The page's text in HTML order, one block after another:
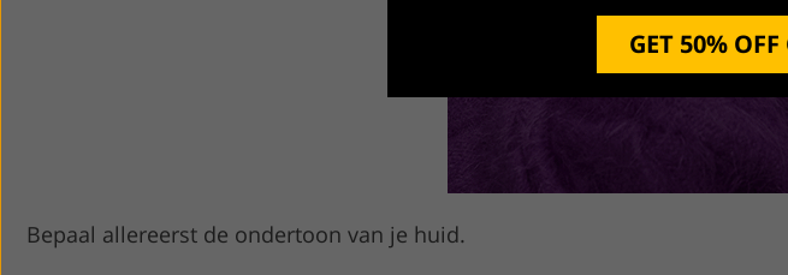
Bepaal allereerst de ondertoon van je huid.
GET 50%